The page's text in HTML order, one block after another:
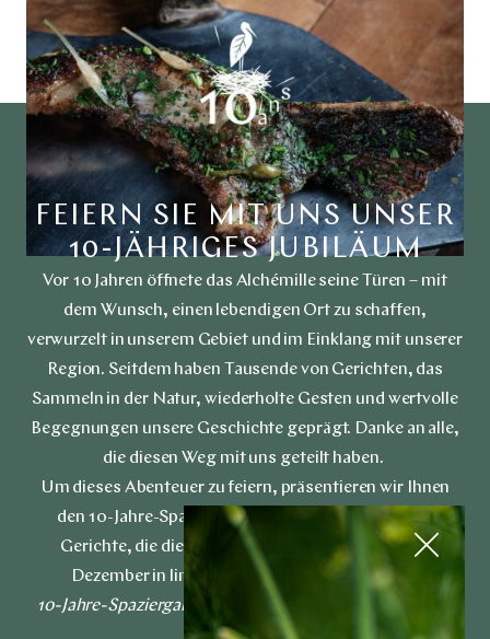
FEIERN SIE MIT UNS UNSER
10-JÄHRIGES JUBILÄUM
Vor 10 Jahren öffnete das Alchémille seine Türen – mit
dem Wunsch, einen lebendigen Ort zu schaffen,
verwurzelt in unserem Gebiet und im Einklang mit unserer
Region. Seitdem haben Tausende von Gerichten, das
Sammeln in der Natur, wiederholte Gesten und wertvolle
Begegnungen unsere Geschichte geprägt. Danke an alle,
die diesen Weg mit uns geteilt haben.
Um dieses Abenteuer zu feiern, präsentieren wir Ihnen
den 10-Jahre-Spaziergang – eine Hommage an die
Gerichte, die diese Jahre geprägt haben. Bis Ende
Dezember in limitierter Auflage zu entdecken.
10-Jahre-Spaziergang in 9 Gängen am Abend, 180 € pro